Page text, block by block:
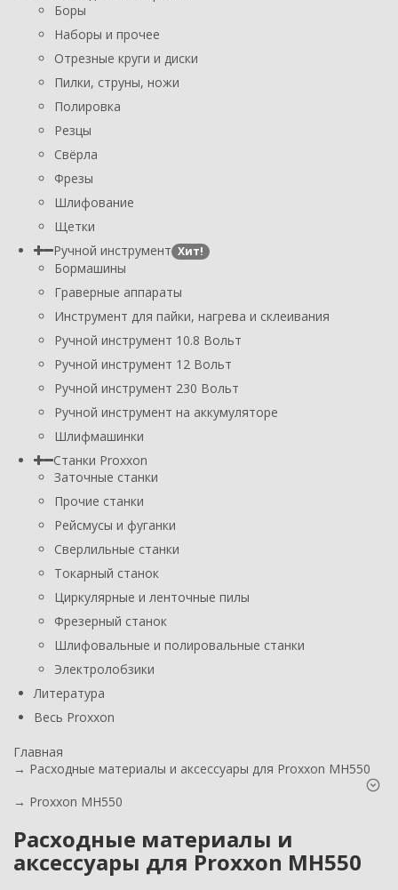
Боры
Наборы и прочее
Отрезные круги и диски
Пилки, струны, ножи
Полировка
Резцы
Свёрла
Фрезы
Шлифование
Щетки
Ручной инструмент Хит!
Бормашины
Граверные аппараты
Инструмент для пайки, нагрева и склеивания
Ручной инструмент 10.8 Вольт
Ручной инструмент 12 Вольт
Ручной инструмент 230 Вольт
Ручной инструмент на аккумуляторе
Шлифмашинки
Станки Proxxon
Заточные станки
Прочие станки
Рейсмусы и фуганки
Сверлильные станки
Токарный станок
Циркулярные и ленточные пилы
Фрезерный станок
Шлифовальные и полировальные станки
Электролобзики
Литература
Весь Proxxon
Главная
→ Расходные материалы и аксессуары для Proxxon MH550
→ Proxxon MH550
Расходные материалы и
аксессуары для Proxxon MH550